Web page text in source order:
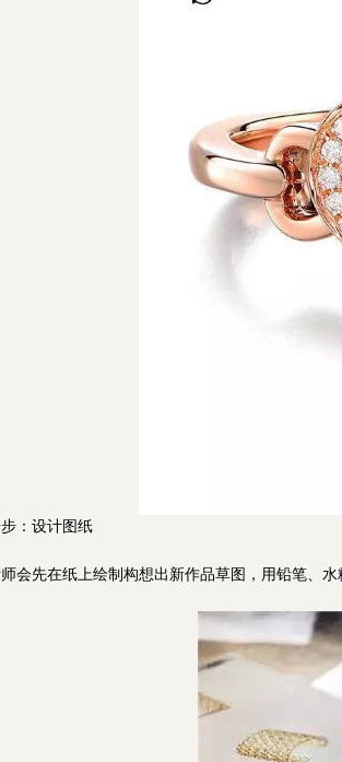
设计图纸
先在纸上绘制构想出新作品草图，用铅笔、水